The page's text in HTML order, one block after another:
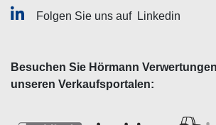
Folgen Sie uns auf
Linkedin
Besuchen Sie Hörmann
unseren Verkaufsportalen: